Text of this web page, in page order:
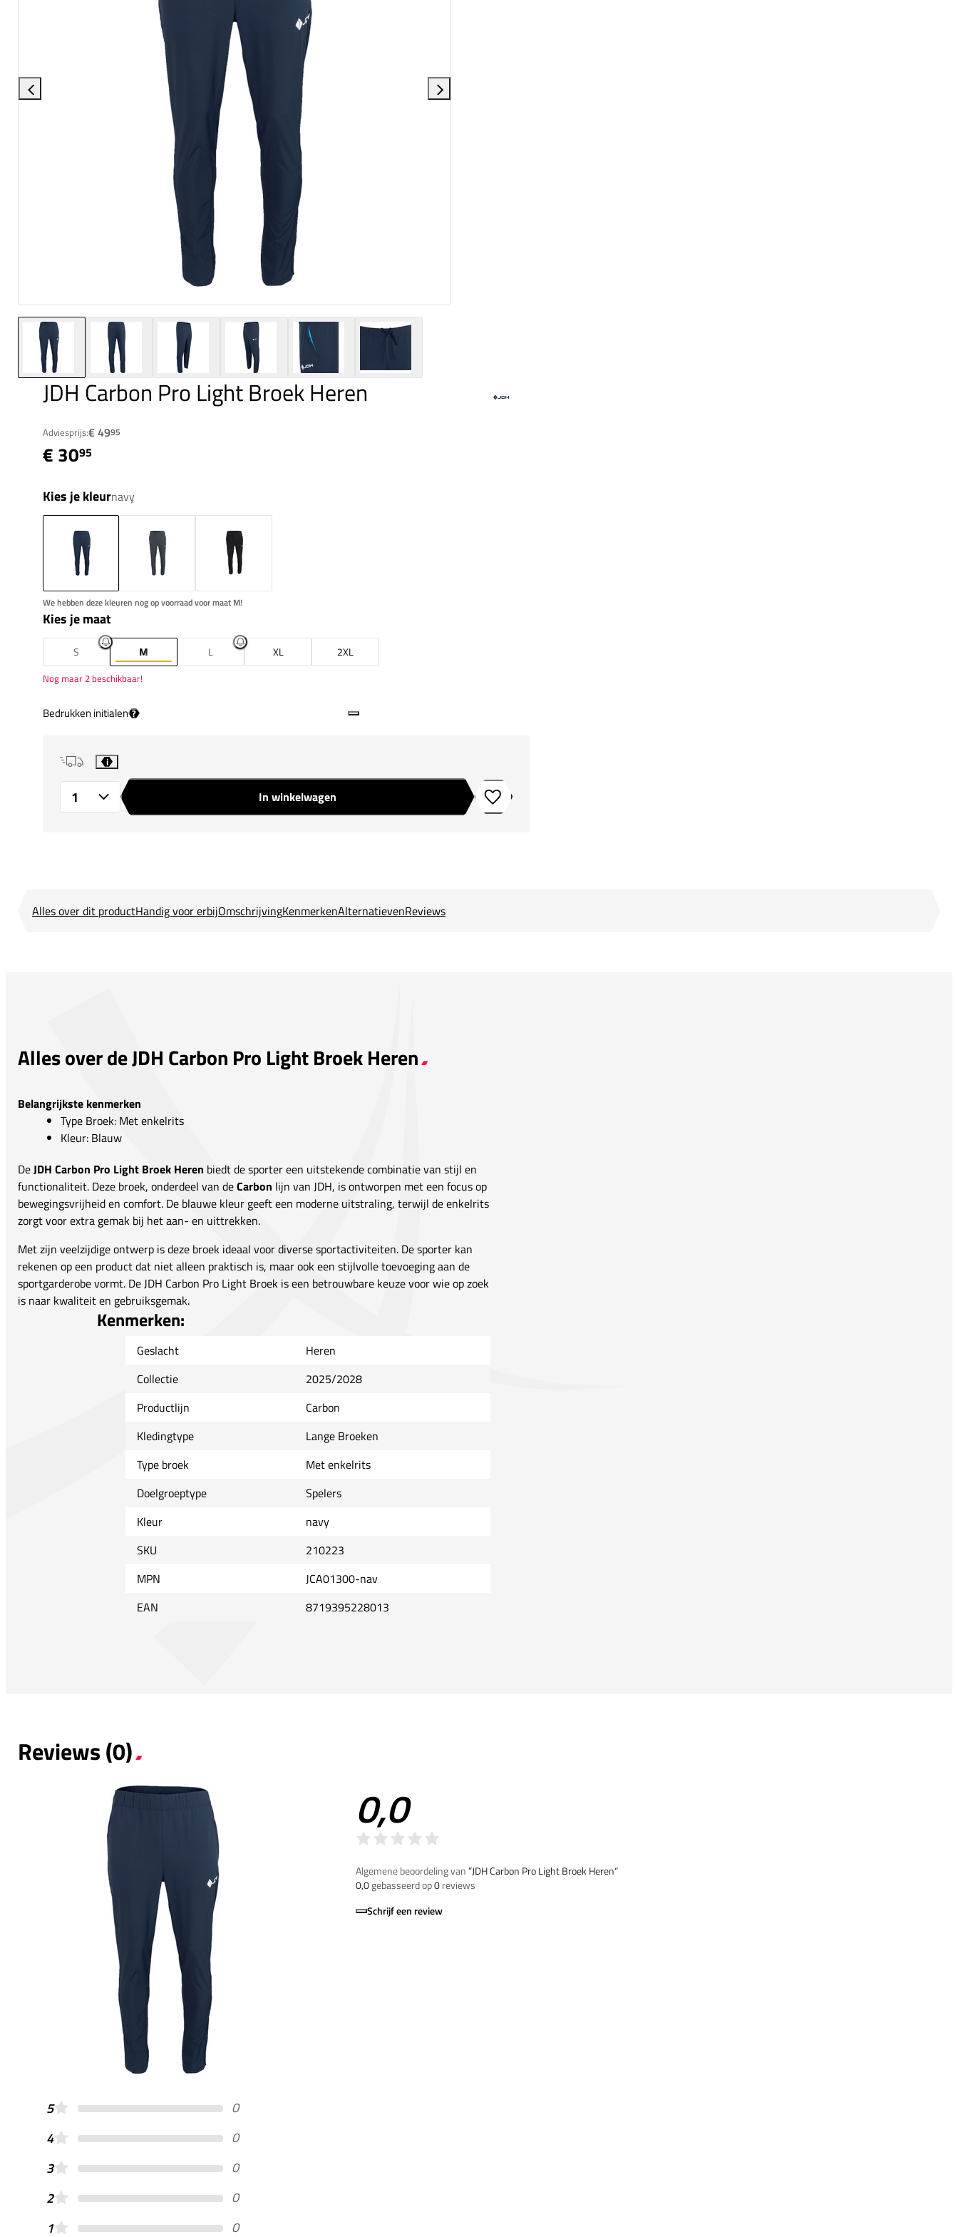
JDH Carbon Pro Light Broek Heren
Adviesprijs:€ 4995
€ 3095
Kies je kleurnavy
We hebben deze kleuren nog op voorraad voor maat M!
Kies je maat
S M L XL 2XL
Nog maar 2 beschikbaar!
Bedrukken initialen ?
i
In winkelwagen Toevoegen aan verlanglijstje
Alles over dit productHandig voor erbijOmschrijvingKenmerkenAlternatievenReviews
Alles over de JDH Carbon Pro Light Broek Heren
Belangrijkste kenmerken
Type Broek: Met enkelrits
Kleur: Blauw
DeJDH Carbon Pro Light Broek Heren biedt de sporter een uitstekende combinatie van stijl en
functionaliteit. Deze broek, onderdeel van deCarbon lijn van JDH, is ontworpen met een focus op
bewegingsvrijheid en comfort. De blauwe kleur geeft een moderne uitstraling, terwijl de enkelrits
zorgt voor extra gemak bij het aan- en uittrekken.
Met zijn veelzijdige ontwerp is deze broek ideaal voor diverse sportactiviteiten. De sporter kan
rekenen op een product dat niet alleen praktisch is, maar ook een stijlvolle toevoeging aan de
sportgarderobe vormt. De JDH Carbon Pro Light Broek is een betrouwbare keuze voor wie op zoek
is naar kwaliteit en gebruiksgemak.
Kenmerken:
Geslacht
Heren
Collectie
2025/2028
Productlijn
Carbon
Kledingtype
Lange Broeken
Type broek
Met enkelrits
Doelgroeptype
Spelers
Kleur
navy
SKU
210223
MPN
JCA01300-nav
EAN
8719395228013
Reviews (0)
0,0
Algemene beoordeling van”JDH Carbon Pro Light Broek Heren“
0,0gebasseerd op0reviews
Schrijf een review
5
0
4
0
3
0
2
0
1
0